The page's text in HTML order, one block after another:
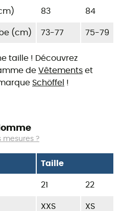
83 84
(cm) 73-77 75-79
taille ! Découvrez
de Vêtements et
Schöffel !
?
Taille
21 22
XXS XS